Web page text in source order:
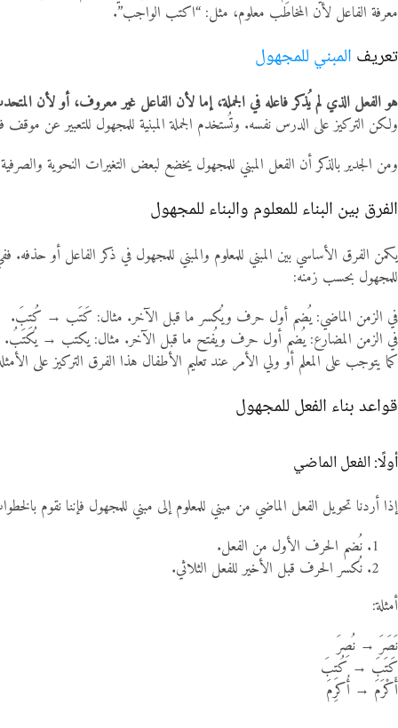
المواد
أنواع الموارد
الألعاب التفاعلية
معرفة الفاعل لأن المخاطَب معلوم، مثل: “اكتب الواجب”.
تعريف المبني للمجهول
هو الفعل الذي لم يُذكر فاعله في الجملة، إما لأن الفاعل غير معروف، أو لأن
ولكن التركيز على الدرس نفسه. وتُستخدم الجملة المبنية للمجهول للتعبير عن
ومن الجدير بالذكر أن الفعل المبني للمجهول يخضع لبعض التغيرات النحوية
الفرق بين البناء للمعلوم والبناء للمجهول
يكمن الفرق الأساسي بين المبني للمعلوم والمبني للمجهول في ذكر الفاعل أو
للمجهول بحسب زمنه:
في الزمن الماضي: يُضم أول حرف ويُكسر ما قبل الآخر. مثال: كَتَب → كُتِبَ.
في الزمن المضارع: يُضم أول حرف ويُفتح ما قبل الآخر. مثال: يكتب → يُكتَبُ.
كما يتوجب على المعلم أو ولي الأمر عند تعليم الأطفال هذا الفرق التركيز على
قواعد بناء الفعل للمجهول
أولًا: الفعل الماضي
إذا أردنا تحويل الفعل الماضي من مبني للمعلوم إلى مبني للمجهول فإننا نقوم
نُضم الحرف الأول من الفعل.
نُكسر الحرف قبل الأخير للفعل الثلاثي.
أمثلة:
نَصَرَ → نُصِرَ
كَتَبَ → كُتِبَ
أَكْرَمَ → أُكرِمَ